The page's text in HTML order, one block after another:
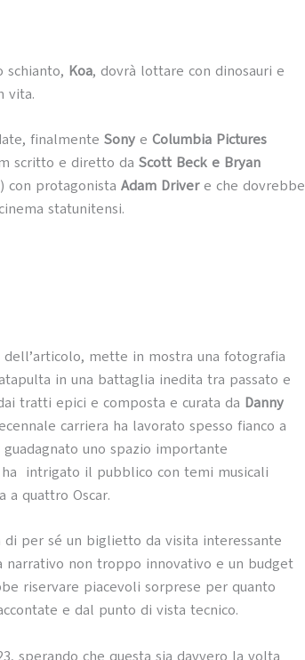
schianto, Koa, dovrà lottare con dinosauri e
vita.
finalmente Sony e Columbia Pictures
scritto e diretto da Scott Beck e Bryan
con protagonista Adam Drivere che dovrebbe
statunitensi.
mette in mostra una fotografia
in una battaglia inedita tra passato e
tratti epici e composta e curata da Danny
carriera ha lavorato spesso fianco a
guadagnato uno spazio importante
ha intrigato il pubblico con temi musicali
a quattro Oscar.
per sé un biglietto da visita interessante
narrativo non troppo innovativo e un budget
riservare piacevoli sorprese per quanto
e dal punto di vista tecnico.